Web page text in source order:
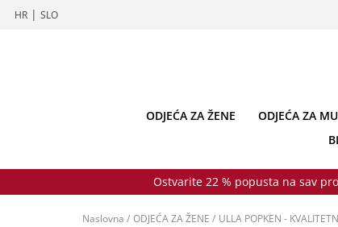
HR | SLO
ODJEĆA ZA ŽENE ODJEĆA ZA
Ostvarite 22 % popusta na sav
Naslovna / ODJEĆA ZA ŽENE / ULLA POPKEN -